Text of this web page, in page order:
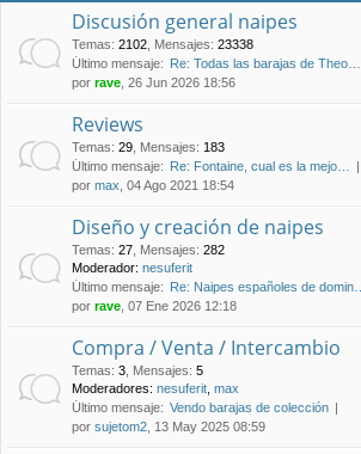
Discusión general naipes
Temas: 2102 Mensajes: 23338
Último mensaje: Re: Todas las barajas de Theo…
por rave , 26 Jun 2026 18:56
Reviews
Temas: 29 Mensajes: 183
Último mensaje: Re: Fontaine, cual es la mejo…
por max , 04 Ago 2021 18:54
Diseño y creación de naipes
Temas: 27 Mensajes: 282
Moderador: nesuferit
Último mensaje: Re: Naipes españoles de domin…
por rave , 07 Ene 2026 12:18
Compra / Venta / Intercambio
Temas: 3 Mensajes: 5
Moderadores: nesuferit max
Último mensaje: Vendo barajas de colección
por sujetom2 , 13 May 2025 08:59